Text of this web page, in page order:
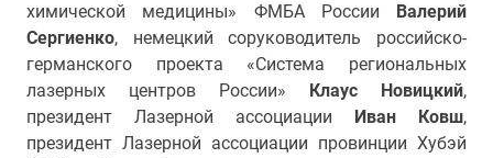
химической медицины» ФМБА России Валерий
Сергиенко, немецкий соруководитель российско-
германского проекта «Система региональных
лазерных центров России» Клаус Новицкий,
президент Лазерной ассоциации Иван Ковш,
президент Лазерной ассоциации провинции Хубэй